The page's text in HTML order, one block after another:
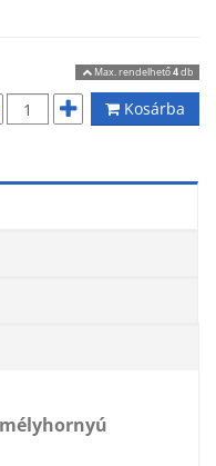
Max. rendelhető4db
Kosárba
mélyhornyú